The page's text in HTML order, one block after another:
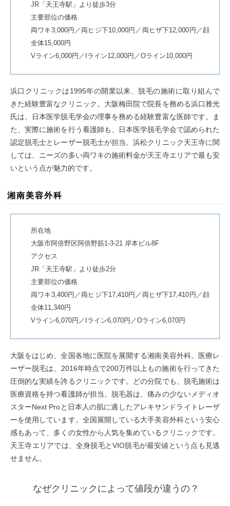
JR「天王寺駅」より徒歩3分
主要部位の価格
両ワキ3,000円／両ヒジ下10,000円／両ヒザ下12,000円／顔
全体15,000円
Vライン6,000円／Iライン12,000円／Oライン10,000円
浜口クリニックは1995年の開業以来、脱毛の施術に取り組んで
きた経験豊富なクリニック。大阪梅田院で院長を務める浜口雅光
氏は、日本医学脱毛学会の理事を務める経験豊富な医師です。ま
た、実際に施術を行う看護師も、日本医学脱毛学会で認められた
認定脱毛士とレーザー脱毛士が担当。浜松クリニック天王寺に関
しては、ニーズの多い両ワキの施術料金が天王寺エリアで最も安
いという点が魅力的です。
湘南美容外科
所在地
大阪市阿倍野区阿倍野筋1-3-21 岸本ビル8F
アクセス
JR「天王寺駅」より徒歩2分
主要部位の価格
両ワキ3,400円／両ヒジ下17,410円／両ヒザ下17,410円／顔
全体11,340円
Vライン6,070円／Iライン6,070円／Oライン6,070円
大阪をはじめ、全国各地に医院を展開する湘南美容外科。医療レ
ーザー脱毛は、2016年時点で200万件以上もの施術を行ってきた
圧倒的な実績を誇るクリニックです。どの分院でも、脱毛施術は
医療資格を持つ看護師が担当。脱毛器は、痛みの少ないメディオ
スターNext Proと日本人の肌に適したアレキサンドライトレーザ
ーを使用しています。全国展開している大手美容外科という安心
感もあって、多くの女性から人気を集めているクリニックです。
天王寺エリアでは、全身脱毛とVIO脱毛が最安値という点も見逃
せません。
なぜクリニックによって値段が違うの？